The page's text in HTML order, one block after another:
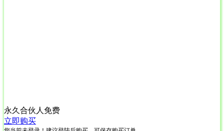
永久合伙人 免费
立即购买